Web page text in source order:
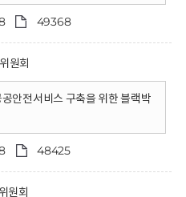
49368
원회
안전서비스 구축을 위한 블랙박
48425
원회